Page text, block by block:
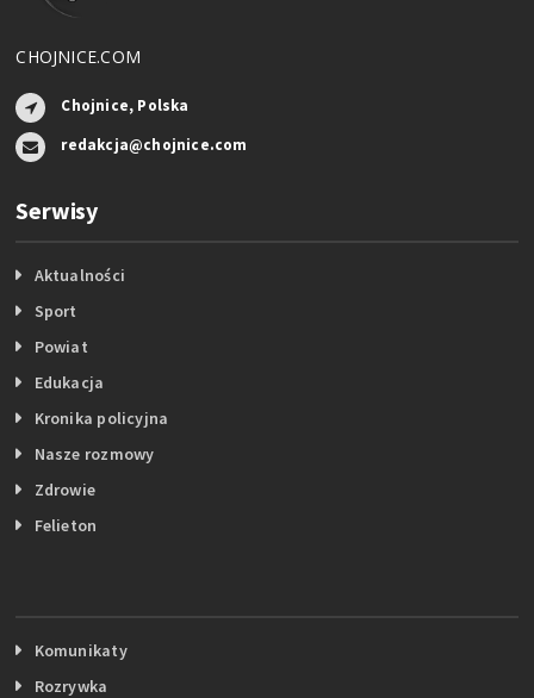
CHOJNICE.COM
Chojnice, Polska
redakcja@chojnice.com
Serwisy
Aktualności
Sport
Powiat
Edukacja
Kronika policyjna
Nasze rozmowy
Zdrowie
Felieton
Komunikaty
Rozrywka